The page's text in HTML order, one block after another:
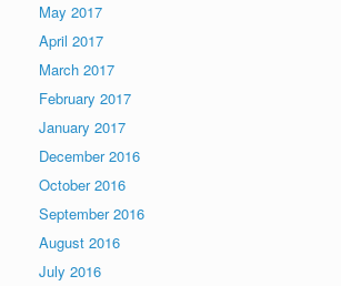
May 2017
April 2017
March 2017
February 2017
January 2017
December 2016
October 2016
September 2016
August 2016
July 2016